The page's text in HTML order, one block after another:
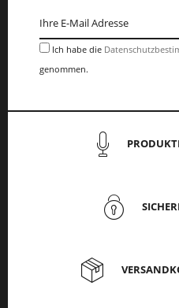
Ich habe die
genommen.